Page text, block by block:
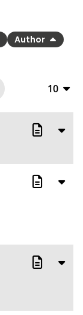
10
20
100
Author